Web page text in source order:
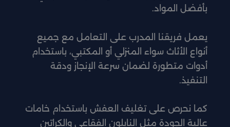
بأفضل المواد.
يعمل فريقنا المدرب على التعامل مع جميع
أنواع الأثاث سواء المنزلي أو المكتبي، باستخدام
أدوات متطورة لضمان سرعة الإنجاز ودقة
التنفيذ.
كما نحرص على تغليف العفش باستخدام خامات
عالية الجودة مثل النايلون الفقاعي والكراتين